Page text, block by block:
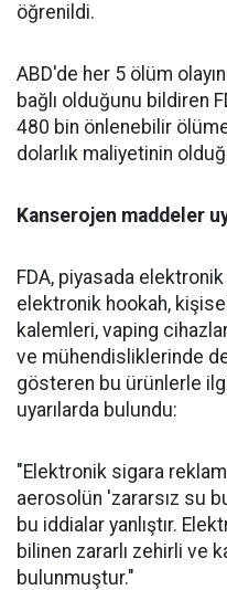
öğrenildi.
ABD'de her 5 ölüm
bağlı olduğunu bildiren
480 bin önlenebilir
dolarlık maliyetinin
Kanserojen maddeler
FDA, piyasada
elektronik hookah,
kalemleri, vaping
ve mühendisliklerinde
gösteren bu ürünlerle
uyarılarda bulundu:
"Elektronik sigara
aerosolün 'zararsız su
bu iddialar yanlıştır.
bilinen zararlı zehirli ve
bulunmuştur."